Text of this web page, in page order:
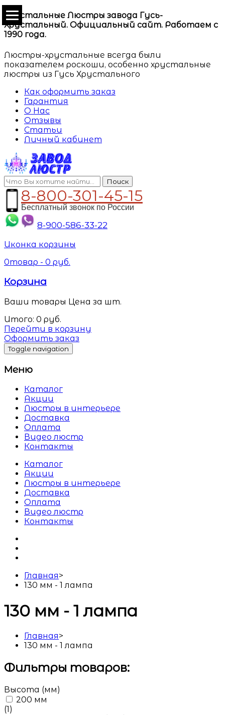
Хрустальные Люстры завода Гусь-
Хрустальный. Официальный сайт. Работаем с
1990 года.
Люстры-хрустальные всегда были
показателем роскоши, особенно хрустальные
люстры из Гусь Хрустального
Как оформить заказ
Гарантия
О Нас
Отзывы
Статьи
Личный кабинет
Поиск
8-800-301-45-15
Бесплатный звонок по России
8-900-586-33-22
Иконка корзины
0товар - 0 руб.
Корзина
Ваши товары Цена за шт.
Итого: 0 руб.
Перейти в корзину
Оформить заказ
Toggle navigation
Меню
Каталог
Акции
Люстры в интерьере
Доставка
Оплата
Видео люстр
Контакты
Каталог
Акции
Люстры в интерьере
Доставка
Оплата
Видео люстр
Контакты
Главная>
130 мм - 1 лампа
130 мм - 1 лампа
Главная>
130 мм - 1 лампа
Фильтры товаров:
Высота (мм)
200 мм
(1)